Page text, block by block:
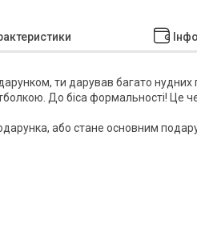
ти дарував багато нудних
До біса формальності! Це
або стане основним